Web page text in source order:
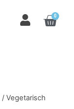
0
/ Vegetarisch